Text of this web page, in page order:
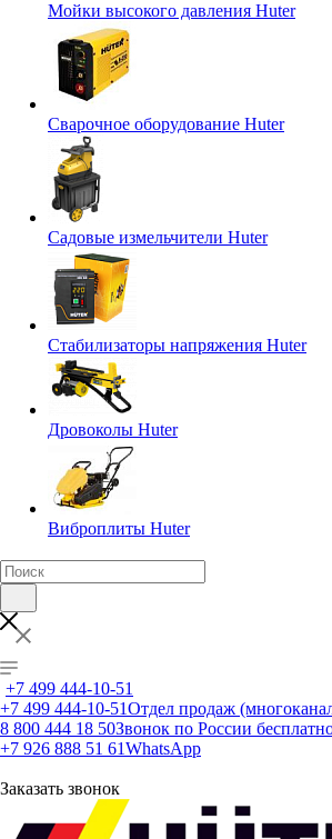
Мойки высокого давления Huter
Сварочное оборудование Huter
Садовые измельчители Huter
Стабилизаторы напряжения Huter
Дровоколы Huter
Виброплиты Huter
+7 499 444-10-51
+7 499 444-10-51Отдел продаж
8 800 444 18 50Звонок по России
+7 926 888 51 61WhatsApp
Заказать звонок